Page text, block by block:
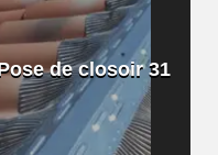
de closoir 31